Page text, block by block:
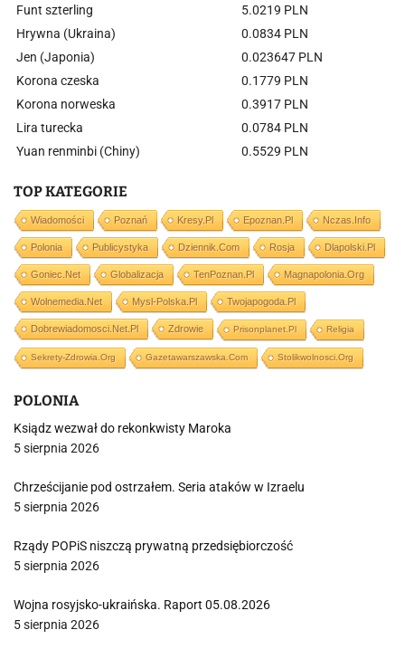
Funt szterling
5.0219 PLN
Hrywna (Ukraina)
0.0834 PLN
Jen (Japonia)
0.023647 PLN
Korona czeska
0.1779 PLN
Korona norweska
0.3917 PLN
Lira turecka
0.0784 PLN
Yuan renminbi (Chiny)
0.5529 PLN
TOP KATEGORIE
Wiadomości Poznań Kresy.pl Epoznan.pl Nczas.info
Polonia Publicystyka Dziennik.com Rosja Dlapolski.pl
Goniec.net Globalizacja TenPoznan.pl Magnapolonia.org
Wolnemedia.net Mysl-Polska.pl Twojapogoda.pl
Dobrewiadomosci.net.pl Zdrowie Prisonplanet.pl Religia
Sekrety-Zdrowia.org Gazetawarszawska.com Stolikwolnosci.org
POLONIA
Ksiądz wezwał do rekonkwisty Maroka
5 sierpnia 2026
Chrześcijanie pod ostrzałem. Seria ataków w Izraelu
5 sierpnia 2026
Rządy POPiS niszczą prywatną przedsiębiorczość
5 sierpnia 2026
Wojna rosyjsko-ukraińska. Raport 05.08.2026
5 sierpnia 2026